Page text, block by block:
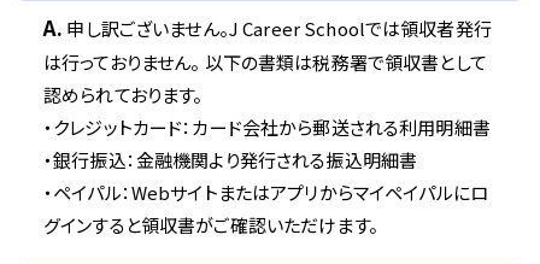
A. 申し訳ございません。J Career Schoolでは領収者発行
は行っておりません。 以下の書類は税務署で領収書として
認められております。
・クレジットカード：カード会社から郵送される利用明細書
・銀行振込：金融機関より発行される振込明細書
・ペイパル：Webサイトまたはアプリからマイペイパルにロ
グインすると領収書がご確認いただけます。